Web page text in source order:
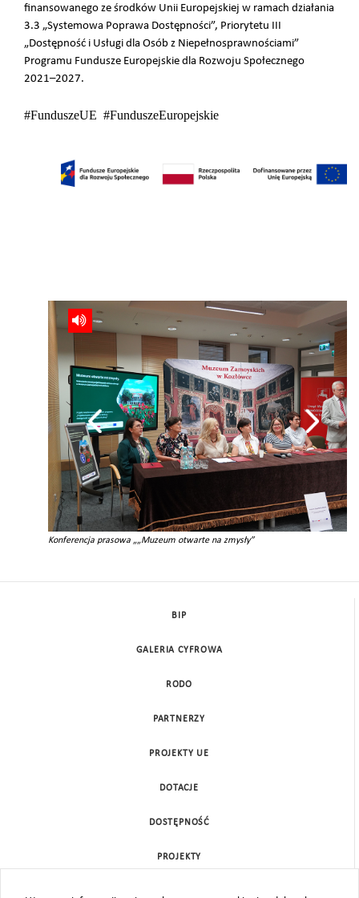
finansowanego ze środków Unii Europejskiej w ramach działania
3.3 „Systemowa Poprawa Dostępności”, Priorytetu III
„Dostępność i Usługi dla Osób z Niepełnosprawnościami”
Programu Fundusze Europejskie dla Rozwoju Społecznego
2021–2027.
#FunduszeUE #FunduszeEuropejskie
Konferencja prasowa „„Muzeum otwarte na zmysły”
BIP
GALERIA CYFROWA
RODO
PARTNERZY
PROJEKTY UE
DOTACJE
DOSTĘPNOŚĆ
PROJEKTY